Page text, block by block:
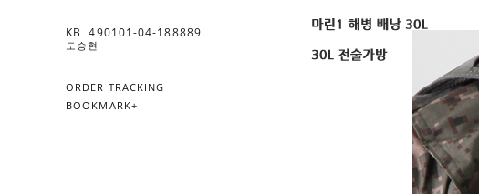
KB  490101-04-188889
도승현
ORDER TRACKING
BOOKMARK+